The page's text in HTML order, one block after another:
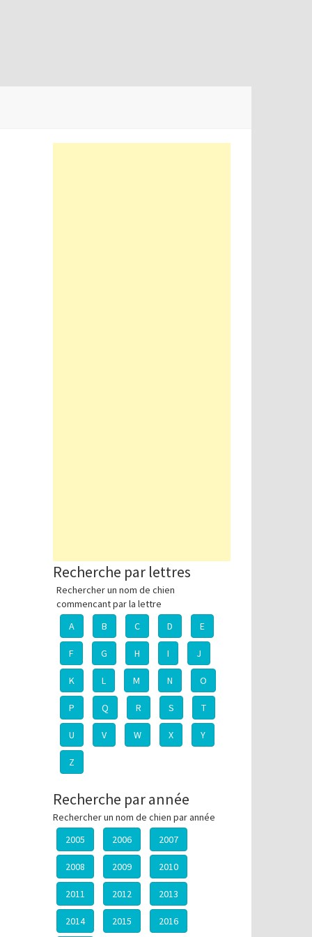
Recherche par lettres
Rechercher un nom de chien
commencant par la lettre
A
B C D E
F G H I J
K L M N O
P Q R S T
U V W X Y
Z
Recherche par année
Rechercher un nom de chien par année
2005
2006 2007
2008 2009 2010
2011 2012 2013
2014 2015 2016